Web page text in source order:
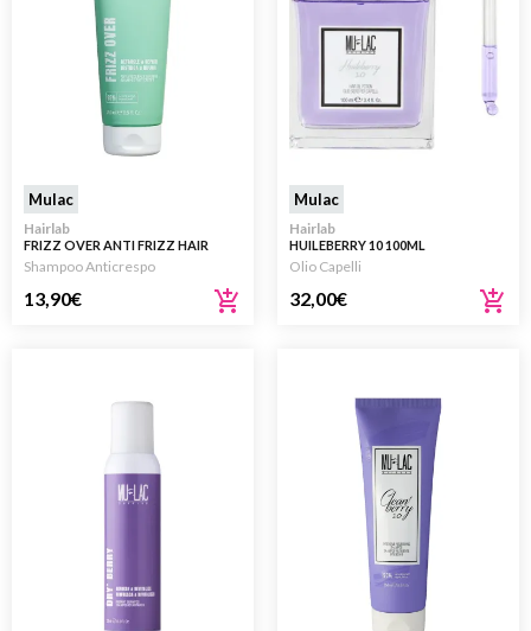
Mulac
Hairlab
FRIZZ OVER ANTI FRIZZ HAIR
SHAMPOO 250ML
Shampoo Anticrespo
13,90€
Mulac
Hairlab
HUILEBERRY 10 100ML
Olio Capelli
32,00€